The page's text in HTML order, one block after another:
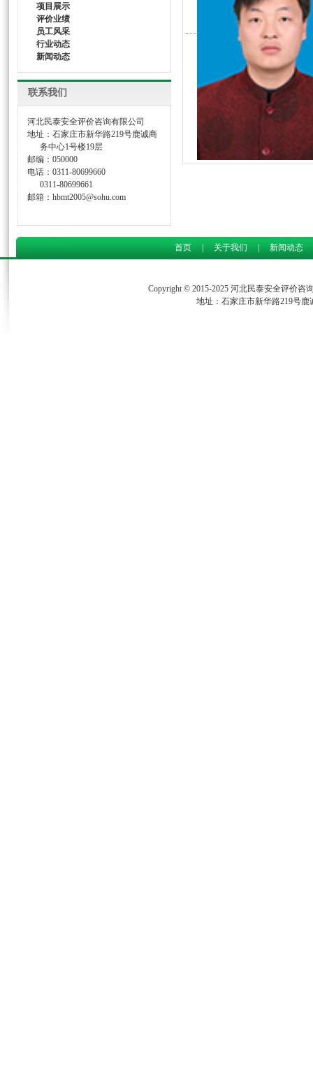
项目展示
评价业绩
员工风采
行业动态
新闻动态
联系我们
河北民泰安全评价咨询有限公司
地址：石家庄市新华路219号鹿诚商
务中心1号楼19层
邮编：050000
电话：0311-80699660
0311-80699661
邮箱：hbmt2005@sohu.com
首页 关于我们 新闻动态
Copyright © 2015-2025 河北民泰安全评价咨
地址：石家庄市新华路219号鹿